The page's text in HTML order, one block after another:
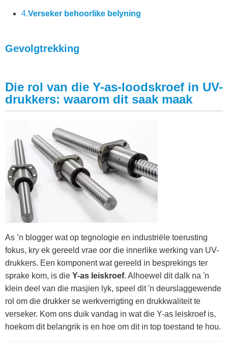
4.Verseker behoorlike belyning
Gevolgtrekking
Die rol van die Y-as-loodskroef in UV-
drukkers: waarom dit saak maak
As ’n blogger wat op tegnologie en industriële toerusting
fokus, kry ek gereeld vrae oor die innerlike werking van UV-
drukkers. Een komponent wat gereeld in besprekings ter
sprake kom, is die Y-as leiskroef. Alhoewel dit dalk na 'n
klein deel van die masjien lyk, speel dit 'n deurslaggewende
rol om die drukker se werkverrigting en drukkwaliteit te
verseker. Kom ons duik vandag in wat die Y-as leiskroef is,
hoekom dit belangrik is en hoe om dit in top toestand te hou.